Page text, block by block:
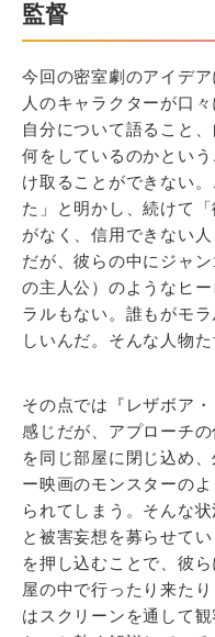
監督
今回の密室劇のアイデ
人のキャラクターが口
自分について語ること
何をしているのかとい
け取ることができない
た」と明かし、続けて
がなく、信用できない
だが、彼らの中にジャ
の主人公）のようなヒ
ラルもない。誰もがモ
しいんだ。そんな人物
その点では『レザボア
感じだが、アプローチ
を同じ部屋に閉じ込め
ー映画のモンスターの
られてしまう。そんな
と被害妄想を募らせて
を押し込むことで、彼
屋の中で行ったり来た
はスクリーンを通して